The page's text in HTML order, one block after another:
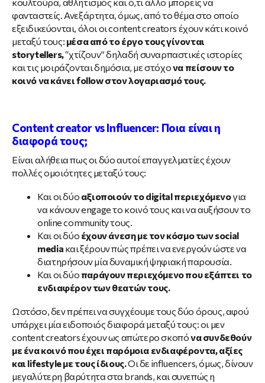
κουλτούρα, αθλητισμός και ό,τι άλλο μπορείς να
φανταστείς. Ανεξάρτητα, όμως, από το θέμα στο οποίο
εξειδικεύονται, όλοι οι content creators έχουν κάτι κοινό
μεταξύ τους: μέσα από το έργο τους γίνονται
storytellers,“χτίζουν” δηλαδή συναρπαστικές ιστορίες
και τις μοιράζονται δημόσια, με στόχονα πείσουν το
κοινό να κάνει follow στον λογαριασμό τους.
Content creator vs Influencer: Ποια είναι η
διαφορά τους;
Είναι αλήθεια πως οι δύο αυτοί επαγγελματίες έχουν
πολλές ομοιότητες μεταξύ τους:
Και οι δύο αξιοποιούν το digital περιεχόμενογια
να κάνουν engage το κοινό τους και να αυξήσουν το
online community τους.
Και οι δύο έχουν άνεση με τον κόσμο των social
media και ξέρουν πώς πρέπει να ενεργούν ώστε να
διατηρήσουν μία δυναμική ψηφιακή παρουσία.
Και οι δύο παράγουν περιεχόμενο που εξάπτει το
ενδιαφέρον των θεατών τους.
Ωστόσο, δεν πρέπει να συγχέουμε τους δύο όρους, αφού
υπάρχει μία ειδοποιός διαφορά μεταξύ τους: οι μεν
content creators έχουν ως απώτερο σκοπόνα συνδεθούν
με ένα κοινό που έχει παρόμοια ενδιαφέροντα, αξίες
και lifestyle με τους ίδιους.Οι δε influencers, όμως, δίνουν
μεγαλύτερη βαρύτητα στα brands, και συνεπώς η